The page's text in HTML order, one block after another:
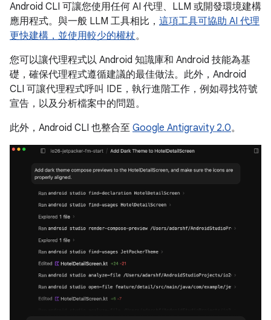
Android CLI 可讓您使用任何 AI 代理、LLM 或開發環境建構
應用程式。與一般 LLM 工具相比， 這項工具可協助 AI 代理
更快建構，並使用較少的權杖。
您可以讓代理程式以 Android 知識庫和 Android 技能為基
礎，確保代理程式遵循建議的最佳做法。此外，Android
CLI 可讓代理程式呼叫 IDE，執行進階工作，例如尋找符號
宣告，以及分析檔案中的問題。
此外，Android CLI 也整合至 Google Antigravity 2.0。